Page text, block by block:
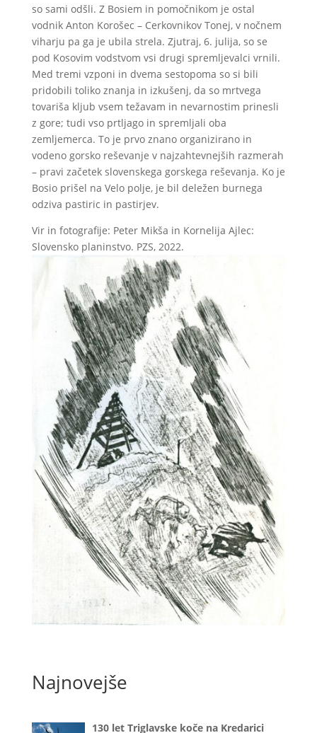
so sami odšli. Z Bosiem in pomočnikom je ostal
vodnik Anton Korošec – Cerkovnikov Tonej, v nočnem
viharju pa ga je ubila strela. Zjutraj, 6. julija, so se
pod Kosovim vodstvom vsi drugi spremljevalci vrnili.
Med tremi vzponi in dvema sestopoma so si bili
pridobili toliko znanja in izkušenj, da so mrtvega
tovariša kljub vsem težavam in nevarnostim prinesli
z gore; tudi vso prtljago in spremljali oba
zemljemerca. To je prvo znano organizirano in
vodeno gorsko reševanje v najzahtevnejših razmerah
– pravi začetek slovenskega gorskega reševanja. Ko je
Bosio prišel na Velo polje, je bil deležen burnega
odziva pastiric in pastirjev.
Vir in fotografije: Peter Mikša in Kornelija Ajlec:
Slovensko planinstvo. PZS, 2022.
Najnovejše
130 let Triglavske koče na Kredarici